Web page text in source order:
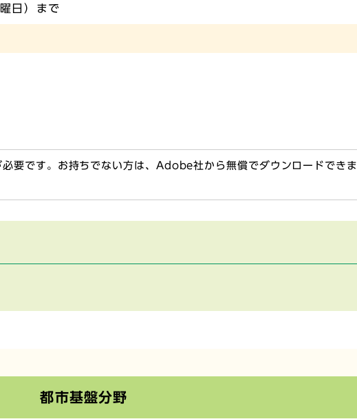
日）まで
です。お持ちでない方は、Adobe社から無償でダウンロードできま
都市基盤分野